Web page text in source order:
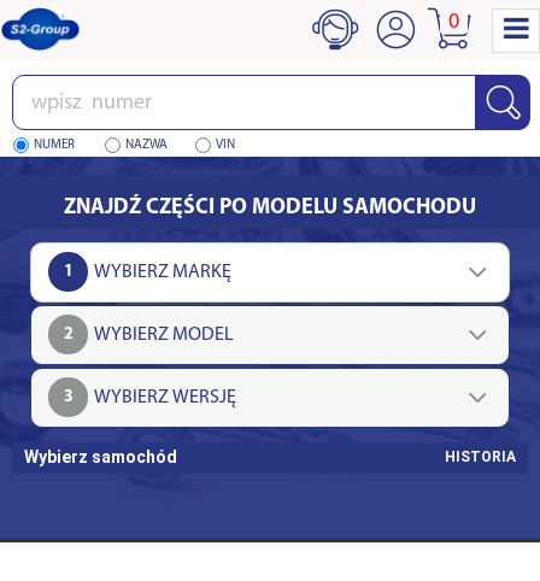
Wpisz
numer
NUMER NAZWA VIN
0
ZNAJDŹ CZĘŚCI PO MODELU SAMOCHODU
1
2
3
Wybierz samochód HISTORIA